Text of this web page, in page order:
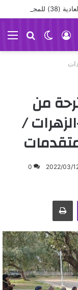
بحث
عن
الوضع
المظلم
تسجيل
الدخول
من
/
0